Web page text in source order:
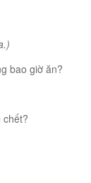
bao giờ ăn?